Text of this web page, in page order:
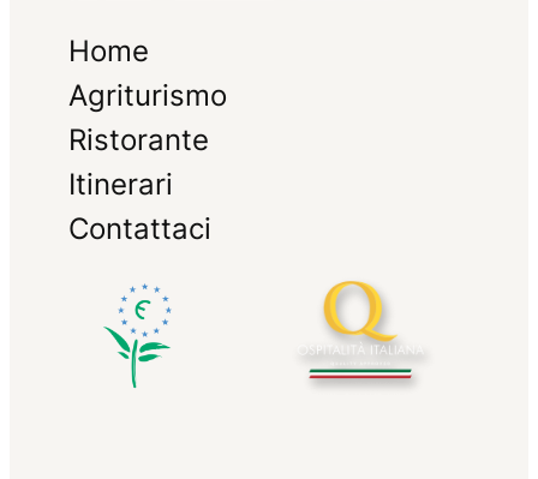
Home
Agriturismo
Ristorante
Itinerari
Contattaci